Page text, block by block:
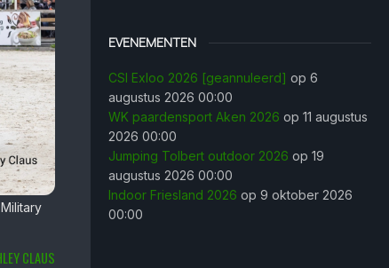
CLAUS
EVENEMENTEN
CSI Exloo 2026 [geannuleerd] op 6
augustus 2026 00:00
WK paardensport Aken 2026 op 11 augustus
2026 00:00
Jumping Tolbert outdoor 2026 op 19
augustus 2026 00:00
Indoor Friesland 2026 op 9 oktober 2026
00:00